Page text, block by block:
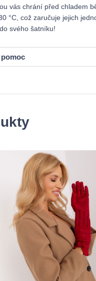
vás chrání před chladem
°C, což zaručuje jejich
svého šatníku!